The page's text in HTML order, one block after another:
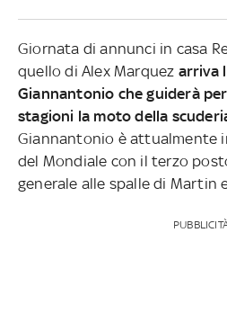
Giornata di annunci in casa
quello di Alex Marquez arriva
Giannantonio che guiderà
stagioni la moto della
Giannantonio è attualmente
del Mondiale con il terzo
generale alle spalle di Martin